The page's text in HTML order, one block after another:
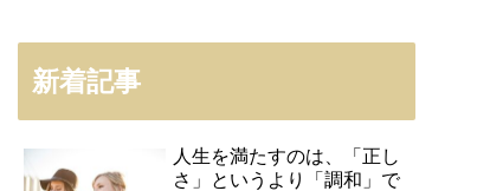
新着記事
人生を満たすのは、「正し
さ」というより「調和」で